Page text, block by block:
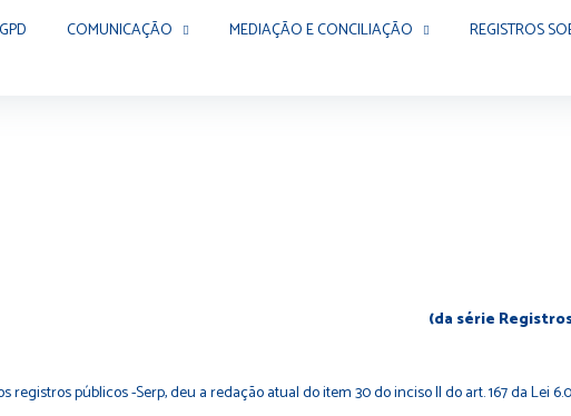
COMUNICAÇÃO MEDIAÇÃO E CONCILIAÇÃO
REGISTROS
(da série
Des.
públicos -Serp, deu a redação atual do item 30 do inciso II do art. 167 da Lei